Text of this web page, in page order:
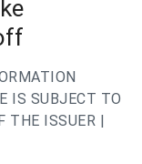
IS SUBJECT TO
THE ISSUER |